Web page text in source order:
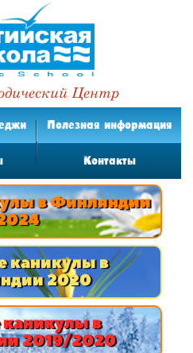
в Финляндии
каникулы в
2020
в
2019/2020
Центр
Полезная информация
Контакты